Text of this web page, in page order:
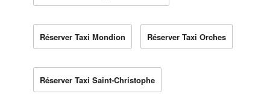
Réserver Taxi Mondion Réserver Taxi Orches
Réserver Taxi Saint-Christophe